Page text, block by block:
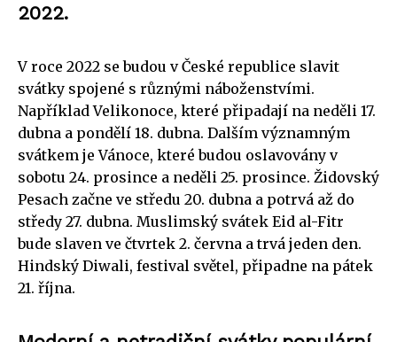
2022.
V roce 2022 se budou v České republice slavit
svátky spojené s různými náboženstvími.
Například Velikonoce, které připadají na neděli 17.
dubna a pondělí 18. dubna. Dalším významným
svátkem je Vánoce, které budou oslavovány v
sobotu 24. prosince a neděli 25. prosince. Židovský
Pesach začne ve středu 20. dubna a potrvá až do
středy 27. dubna. Muslimský svátek Eid al-Fitr
bude slaven ve čtvrtek 2. června a trvá jeden den.
Hindský Diwali, festival světel, připadne na pátek
21. října.